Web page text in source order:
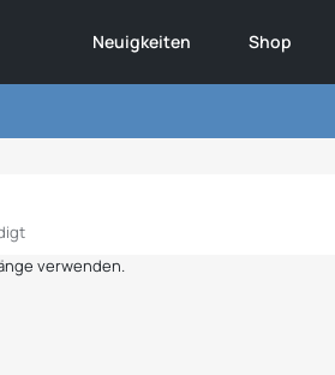
Neuigkeiten Shop
verwenden.